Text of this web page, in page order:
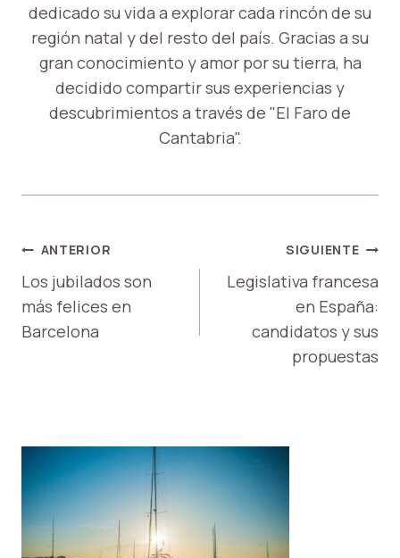
dedicado su vida a explorar cada rincón de su
región natal y del resto del país. Gracias a su
gran conocimiento y amor por su tierra, ha
decidido compartir sus experiencias y
descubrimientos a través de "El Faro de
Cantabria".
NAVEGACIÓN
DE
ENTRADAS
ANTERIOR
Los jubilados son
más felices en
Barcelona
SIGUIENTE
Legislativa francesa
en España:
candidatos y sus
propuestas